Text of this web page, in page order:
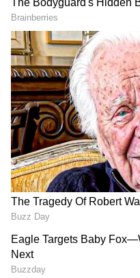
5
Image Credit :‍X
இந்தியாவின்
'கிரேட் பிளேஸ் டு
வெளியிட்ட
பணியிடங்கள்
சிஸ்கோ சிஸ்டம்ஸ்
சிங்க்ரோனி